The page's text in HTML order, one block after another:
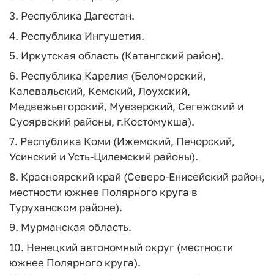
3. Республика Дагестан.
4. Республика Ингушетия.
5. Иркутская область (Катангский район).
6. Республика Карелия (Беломорский,
Калевальский, Кемский, Лоухский,
Медвежьегорский, Муезерский, Сегежский и
Суоярвский районы, г.Костомукша).
7. Республика Коми (Ижемский, Печорский,
Усинский и Усть-Цилемский районы).
8. Красноярский край (Северо-Енисейский район,
местности южнее Полярного круга в
Туруханском районе).
9. Мурманская область.
10. Ненецкий автономный округ (местности
южнее Полярного круга).